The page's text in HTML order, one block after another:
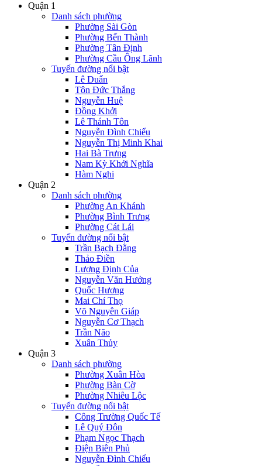
Quận 1
Danh sách phường
Phường Sài Gòn
Phường Bến Thành
Phường Tân Định
Phường Cầu Ông Lãnh
Tuyến đường nổi bật
Lê Duẩn
Tôn Đức Thắng
Nguyễn Huệ
Đồng Khởi
Lê Thánh Tôn
Nguyễn Đình Chiểu
Nguyễn Thị Minh Khai
Hai Bà Trưng
Nam Kỳ Khởi Nghĩa
Hàm Nghi
Quận 2
Danh sách phường
Phường An Khánh
Phường Bình Trưng
Phường Cát Lái
Tuyến đường nổi bật
Trần Bạch Đằng
Thảo Điền
Lương Định Của
Nguyễn Văn Hưởng
Quốc Hương
Mai Chí Thọ
Võ Nguyên Giáp
Nguyễn Cơ Thạch
Trần Não
Xuân Thủy
Quận 3
Danh sách phường
Phường Xuân Hòa
Phường Bàn Cờ
Phường Nhiêu Lộc
Tuyến đường nổi bật
Công Trường Quốc Tế
Lê Quý Đôn
Phạm Ngọc Thạch
Điện Biên Phủ
Nguyễn Đình Chiểu